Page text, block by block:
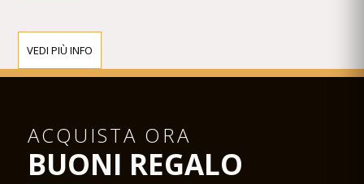
VEDI PIÙ INFO
ACQUISTA ORA
BUONI REGALO